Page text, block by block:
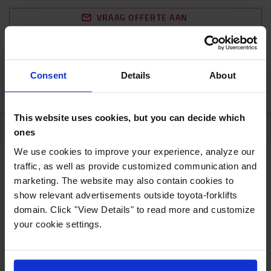
Consent Details About
This website uses cookies, but you can decide which
ones
We use cookies to improve your experience, analyze our
traffic, as well as provide customized communication and
marketing. The website may also contain cookies to
show relevant advertisements outside toyota-forklifts
domain. Click "View Details" to read more and customize
your cookie settings.
VRAAG OFFERTE AAN
Specificaties
Met deze slang sluit je de gasgestuurde heftrucks aan op
duurzaam